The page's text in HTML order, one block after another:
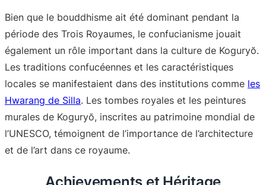
Bien que le bouddhisme ait été dominant pendant la
période des Trois Royaumes, le confucianisme jouait
également un rôle important dans la culture de Koguryŏ.
Les traditions confucéennes et les caractéristiques
locales se manifestaient dans des institutions comme les
Hwarang de Silla. Les tombes royales et les peintures
murales de Koguryŏ, inscrites au patrimoine mondial de
l’UNESCO, témoignent de l’importance de l’architecture
et de l’art dans ce royaume.